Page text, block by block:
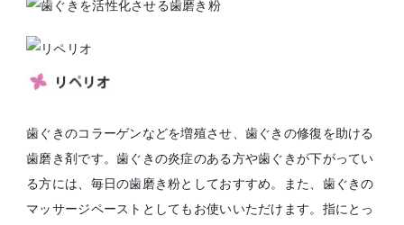
歯ぐきのコラーゲンなどを増殖させ、歯ぐきの修復を助ける
歯磨き剤です。歯ぐきの炎症のある方や歯ぐきが下がってい
る方には、毎日の歯磨き粉としておすすめ。また、歯ぐきの
マッサージペーストとしてもお使いいただけます。指にとっ